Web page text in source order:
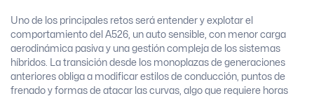
Uno de los principales retos será entender y explotar el
comportamiento del A526, un auto sensible, con menor carga
aerodinámica pasiva y una gestión compleja de los sistemas
híbridos. La transición desde los monoplazas de generaciones
anteriores obliga a modificar estilos de conducción, puntos de
frenado y formas de atacar las curvas, algo que requiere horas